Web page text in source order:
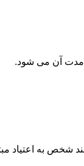
مدت آن می شود.
شخص به اعتیاد